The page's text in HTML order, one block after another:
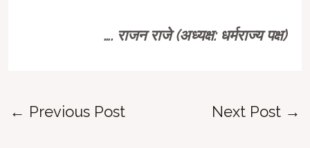
…. राजन राजे (अध्यक्ष: धर्मराज्य पक्ष)
Post
← Previous Post Next Post →